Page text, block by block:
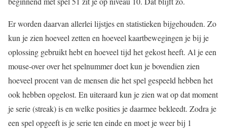
Er worden daarvan allerlei lijstjes en statistieken bijgehouden. Zo
kun je zien hoeveel zetten en hoeveel kaartbewegingen je bij je
oplossing gebruikt hebt en hoeveel tijd het gekost heeft. Al je een
mouse-over over het spelnummer doet kun je bovendien zien
hoeveel procent van de mensen die het spel gespeeld hebben het
ook hebben opgelost. En uiteraard kun je zien wat op dat moment
je serie (streak) is en welke posities je daarmee bekleedt. Zodra je
een spel opgeeft is je serie ten einde en moet je weer bij 1